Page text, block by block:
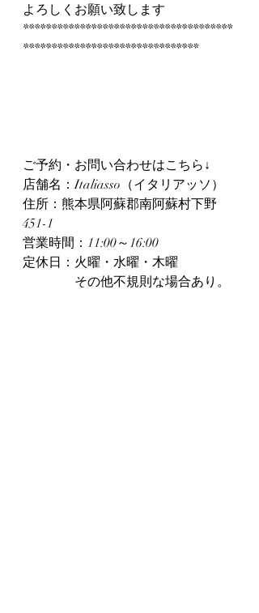
よろしくお願い致します
*************************************
*******************************
ご予約・お問い合わせはこちら↓
店舗名：Italiasso（イタリアッソ）
住所：熊本県阿蘇郡南阿蘇村下野
451-1
営業時間：11:00～16:00
定休日：火曜・水曜・木曜
その他不規則な場合あり。